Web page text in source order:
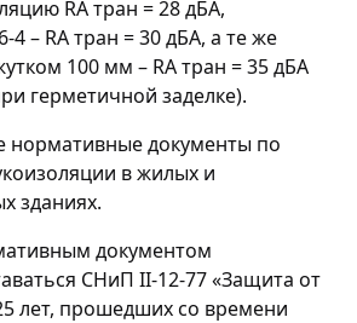
RA тран = 28 дБА,
4 – RA тран = 30 дБА, а те же
100 мм – RA тран = 35 дБА
герметичной заделке).
нормативные документы по
в жилых и
зданиях.
документом
СНиП II-12-77 «Защита от
лет, прошедших со времени